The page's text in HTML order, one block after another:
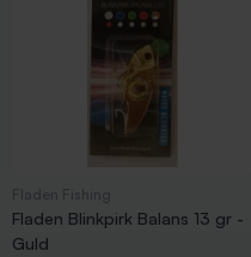
Fladen Blinkpirk Balans 13 gr -
Guld